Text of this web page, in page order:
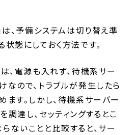
は、予備システムは切り替え準
態にしておく方法です。
、電源も入れず、待機系サー
なので、トラブルが発生したら
ます。しかし、待機系サーバー
達し、セッティングするとこ
ないことと比較すると、サー